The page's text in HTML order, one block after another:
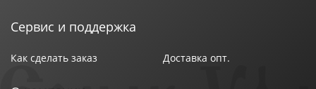
Сервис и поддержка
Как сделать заказ Доставка опт.